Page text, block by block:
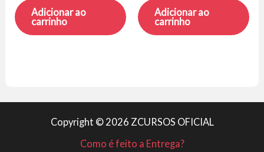
Adicionar ao
carrinho
Adicionar ao
carrinho
Copyright © 2026 ZCURSOS OFICIAL
Como é feito a Entrega?